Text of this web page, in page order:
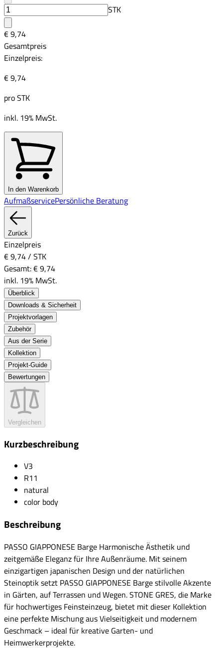
STK
€ 9,74
Gesamtpreis
Einzelpreis:
€ 9,74
proSTK
inkl. 19% MwSt.
In den Warenkorb
AufmaßservicePersönliche Beratung
Zurück
Einzelpreis
€ 9,74/ STK
Gesamt:€ 9,74
inkl. 19% MwSt.
Überblick
Downloads & Sicherheit
Projektvorlagen
Zubehör
Aus der Serie
Kollektion
Projekt-Guide
Bewertungen
Vergleichen
Kurzbeschreibung
V3
R11
natural
color body
Beschreibung
PASSO GIAPPONESE Barge Harmonische Ästhetik und
zeitgemäße Eleganz für Ihre Außenräume. Mit seinem
einzigartigen japanischen Design und der natürlichen
Steinoptik setzt PASSO GIAPPONESE Barge stilvolle Akzente
in Gärten, auf Terrassen und Wegen. STONE GRES, die Marke
für hochwertiges Feinsteinzeug, bietet mit dieser Kollektion
eine perfekte Mischung aus Vielseitigkeit und modernem
Geschmack – ideal für kreative Garten- und
Heimwerkerprojekte.